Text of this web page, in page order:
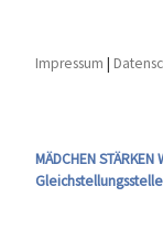
Impressum |
MÄDCHEN